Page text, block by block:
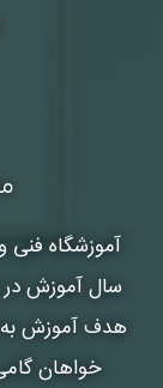
آموزشگاه فنی
سال آموزش در
هدف آموزش به
خواهان